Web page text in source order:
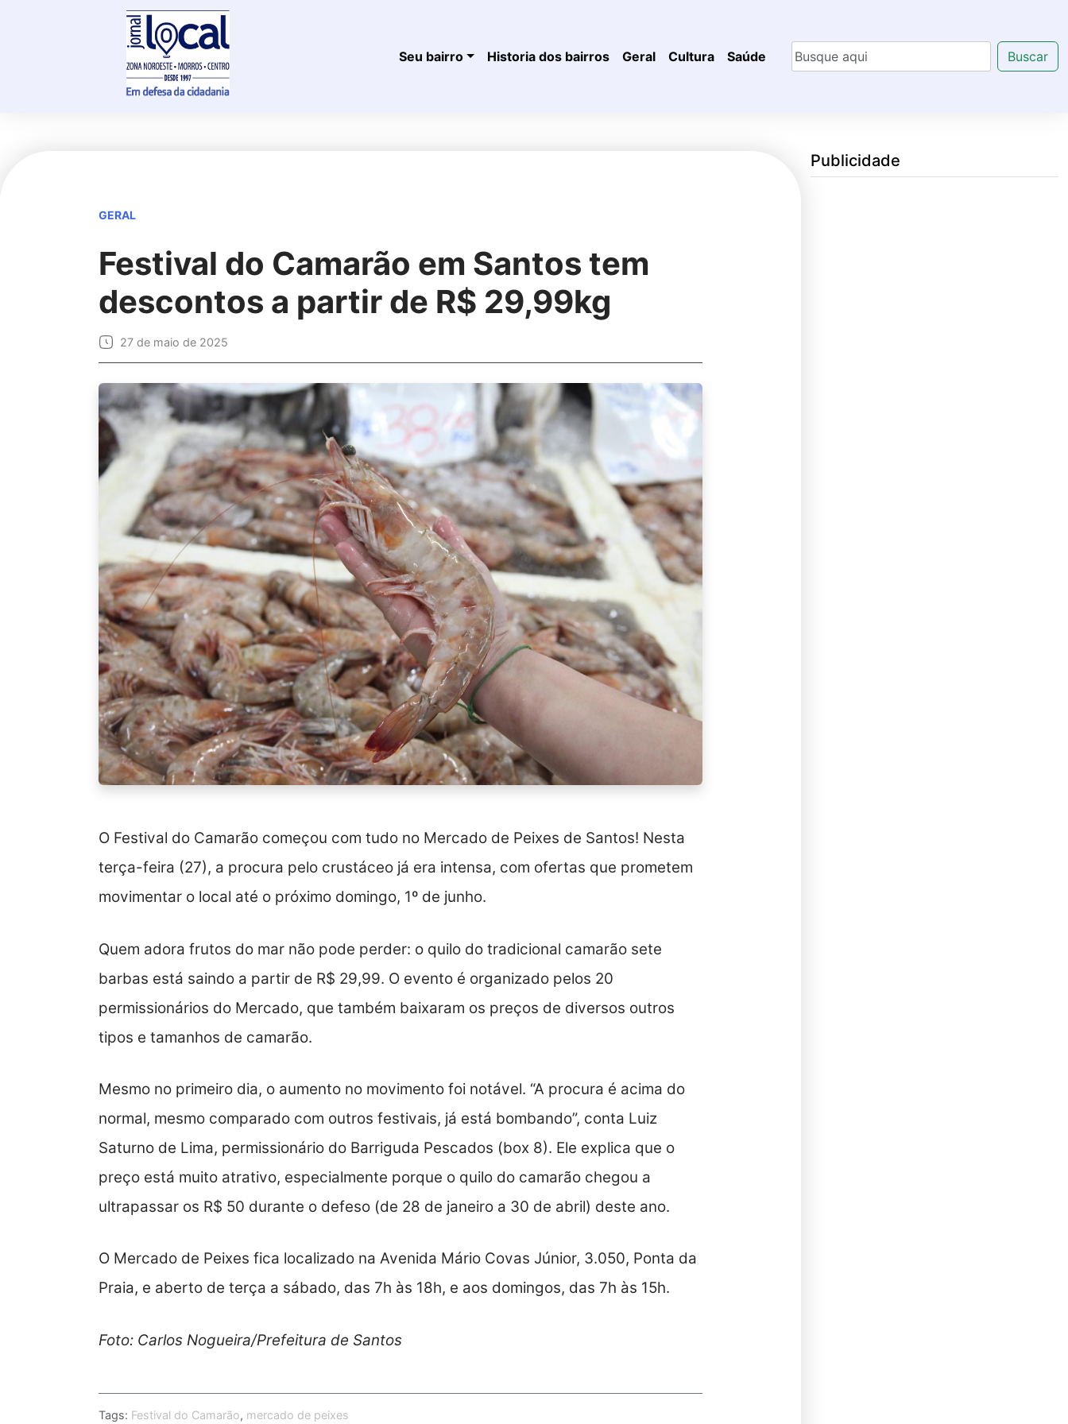
Seu bairro Historia dos bairros Geral Cultura Saúde Buscar
GERAL
Festival do Camarão em Santos tem
descontos a partir de R$ 29,99kg
27 de maio de 2025
O Festival do Camarão começou com tudo no Mercado de Peixes de Santos! Nesta
terça-feira (27), a procura pelo crustáceo já era intensa, com ofertas que prometem
movimentar o local até o próximo domingo, 1º de junho.
Quem adora frutos do mar não pode perder: o quilo do tradicional camarão sete
barbas está saindo a partir de R$ 29,99. O evento é organizado pelos 20
permissionários do Mercado, que também baixaram os preços de diversos outros
tipos e tamanhos de camarão.
Mesmo no primeiro dia, o aumento no movimento foi notável. “A procura é acima do
normal, mesmo comparado com outros festivais, já está bombando”, conta Luiz
Saturno de Lima, permissionário do Barriguda Pescados (box 8). Ele explica que o
preço está muito atrativo, especialmente porque o quilo do camarão chegou a
ultrapassar os R$ 50 durante o defeso (de 28 de janeiro a 30 de abril) deste ano.
O Mercado de Peixes fica localizado na Avenida Mário Covas Júnior, 3.050, Ponta da
Praia, e aberto de terça a sábado, das 7h às 18h, e aos domingos, das 7h às 15h.
Foto: Carlos Nogueira/Prefeitura de Santos
Tags: Festival do Camarão, mercado de peixes
Publicidade